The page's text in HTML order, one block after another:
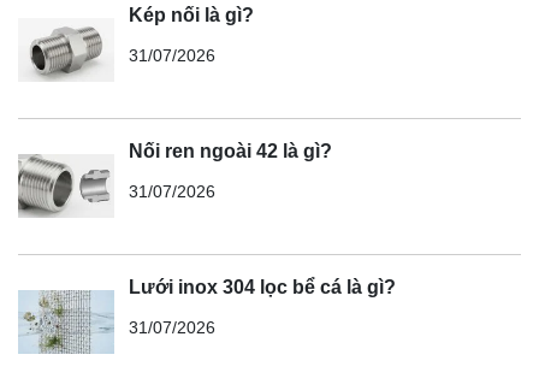
Kép nối là gì?
31/07/2026
Nối ren ngoài 42 là gì?
31/07/2026
Lưới inox 304 lọc bể cá là gì?
31/07/2026